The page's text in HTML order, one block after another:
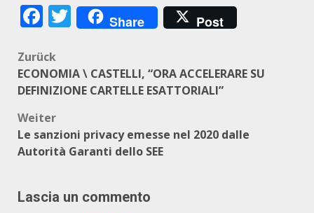
Facebook
Twitter
Share Post
Beitragsnavigation
Zurück
ECONOMIA \ CASTELLI, “ORA ACCELERARE SU
DEFINIZIONE CARTELLE ESATTORIALI”
Weiter
Le sanzioni privacy emesse nel 2020 dalle
Autorità Garanti dello SEE
Lascia un commento